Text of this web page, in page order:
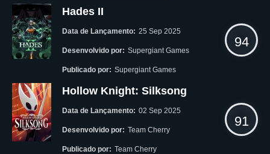
Hades II
Data de Lançamento: 25 Sep 2025
Desenvolvido por: Supergiant Games
Publicado por: Supergiant Games
94
Hollow Knight: Silksong
Data de Lançamento: 02 Sep 2025
Desenvolvido por: Team Cherry
Publicado por: Team Cherry
91